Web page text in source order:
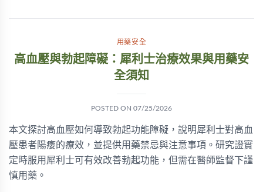
用藥安全
高血壓與勃起障礙：犀利士治療效果與用藥安
全須知
POSTED ON 07/25/2026
本文探討高血壓如何導致勃起功能障礙，說明犀利士對高血
壓患者陽痿的療效，並提供用藥禁忌與注意事項。研究證實
定時服用犀利士可有效改善勃起功能，但需在醫師監督下謹
慎用藥。